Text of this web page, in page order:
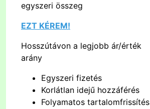
egyszeri összeg
EZT KÉREM!
Hosszútávon a legjobb ár/érték
arány
Egyszeri fizetés
Korlátlan idejű hozzáférés
Folyamatos tartalomfrissítés